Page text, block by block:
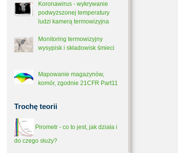
Koronawirus - wykrywanie
podwyższonej temperatury
ludzi kamerą termowizyjna
Monitoring termowizyjny
wysypisk i składowisk śmieci
Mapowanie magazynów,
komór, zgodnie 21CFR Part11
Trochę teorii
Pirometr - co to jest, jak działa i
do czego służy?